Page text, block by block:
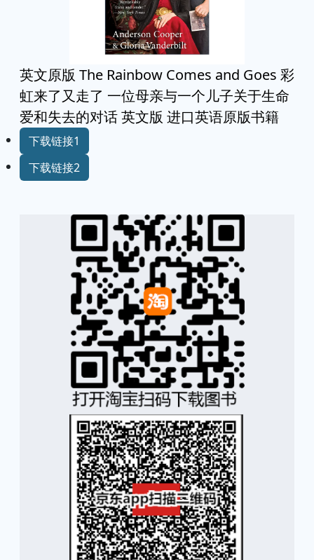
英文原版 The Rainbow Comes and Goes 彩
虹来了又走了 一位母亲与一个儿子关于生命
爱和失去的对话 英文版 进口英语原版书籍
下载链接1
下载链接2